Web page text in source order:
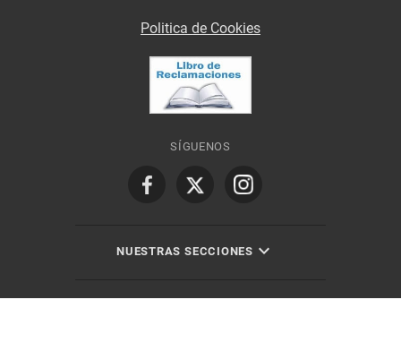
Politica de Cookies
SÍGUENOS
NUESTRAS SECCIONES